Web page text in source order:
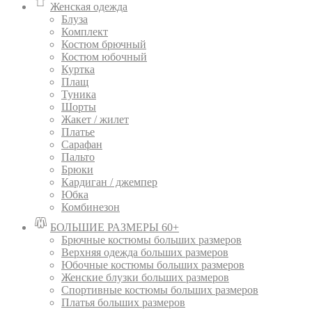
Женская одежда
Блуза
Комплект
Костюм брючный
Костюм юбочный
Куртка
Плащ
Туника
Шорты
Жакет / жилет
Платье
Сарафан
Пальто
Брюки
Кардиган / джемпер
Юбка
Комбинезон
БОЛЬШИЕ РАЗМЕРЫ 60+
Брючные костюмы больших размеров
Верхняя одежда больших размеров
Юбочные костюмы больших размеров
Женские блузки больших размеров
Спортивные костюмы больших размеров
Платья больших размеров